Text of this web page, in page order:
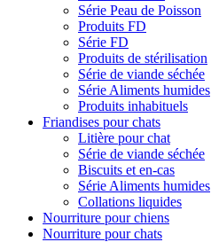
Série Peau de Poisson
Produits FD
Série FD
Produits de stérilisation
Série de viande séchée
Série Aliments humides
Produits inhabituels
Friandises pour chats
Litière pour chat
Série de viande séchée
Biscuits et en-cas
Série Aliments humides
Collations liquides
Nourriture pour chiens
Nourriture pour chats